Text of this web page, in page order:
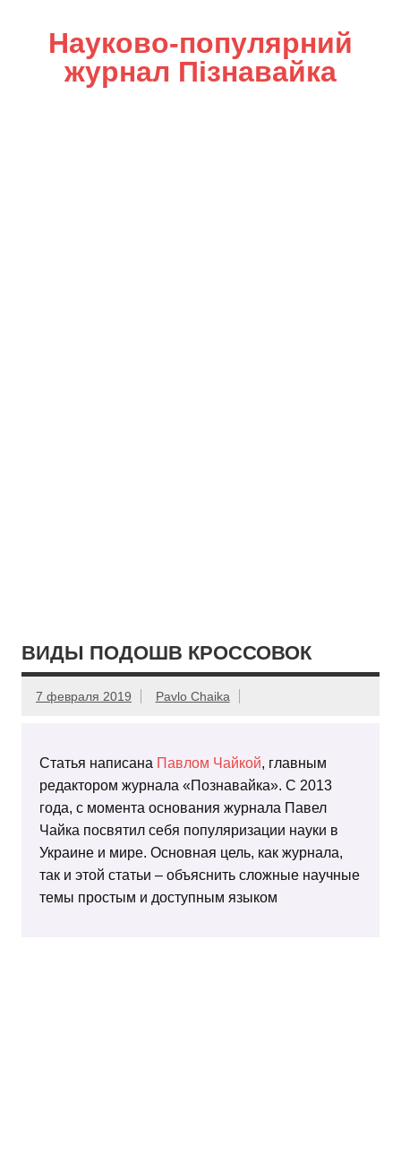
Науково-популярний
журнал Пізнавайка
ВИДЫ ПОДОШВ КРОССОВОК
7 февраля 2019 Pavlo Chaika
Статья написана Павлом Чайкой, главным
редактором журнала «Познавайка». С 2013
года, с момента основания журнала Павел
Чайка посвятил себя популяризации науки в
Украине и мире. Основная цель, как журнала,
так и этой статьи – объяснить сложные научные
темы простым и доступным языком